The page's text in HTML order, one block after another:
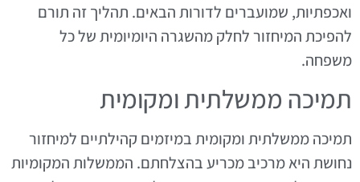
ואכפתיות, שמועברים לדורות הבאים. תהליך זה תורם
להפיכת המיחזור לחלק מהשגרה היומיומית של כל
משפחה.
תמיכה ממשלתית ומקומית
תמיכה ממשלתית ומקומית במיזמים קהילתיים למיחזור
נחושת היא מרכיב מכריע בהצלחתם. הממשלות המקומיות